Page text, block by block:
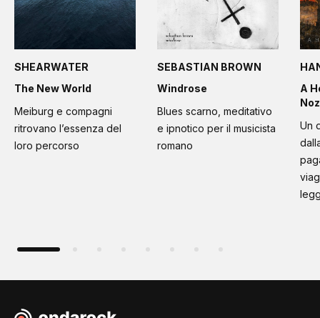
SHEARWATER
The New World
Meiburg e compagni
ritrovano l’essenza del
loro percorso
SEBASTIAN BROWN
Windrose
Blues scarno, meditativo
e ipnotico per il musicista
romano
A
Noz
Un